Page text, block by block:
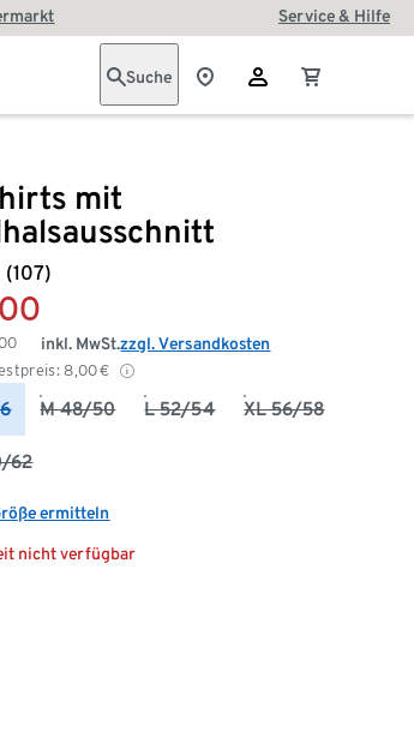
Service & Hilfe
Suche
mit
(107)
8,00€
inkl. MwSt.zzgl. Versandkosten
M 48/50 L 52/54 XL 56/58
62
ermitteln
nicht verfügbar